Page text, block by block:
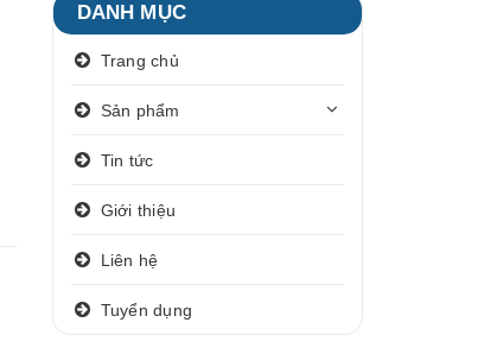
DANH MỤC
Trang chủ
Sản phẩm
Tin tức
Giới thiệu
Liên hệ
Tuyển dụng